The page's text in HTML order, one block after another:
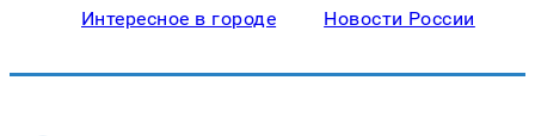
Интересное в городе Новости России